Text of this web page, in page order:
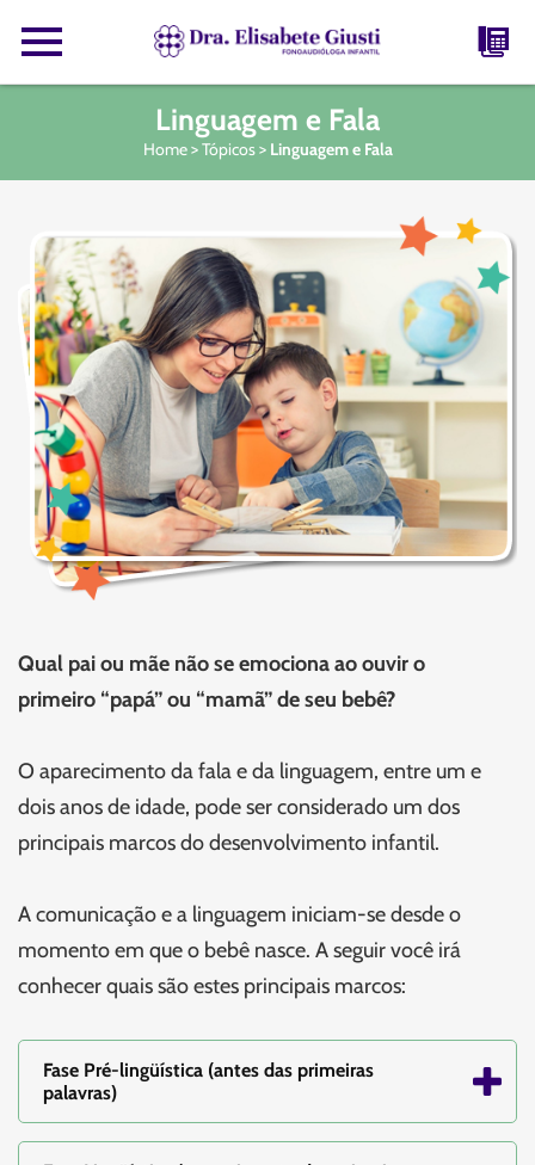
Linguagem e Fala
Home>Tópicos> Linguagem e Fala
Qual pai ou mãe não se emociona ao ouvir o
primeiro “papá” ou “mamã” de seu bebê?
O aparecimento da fala e da linguagem, entre um e
dois anos de idade, pode ser considerado um dos
principais marcos do desenvolvimento infantil.
A comunicação e a linguagem iniciam-se desde o
momento em que o bebê nasce. A seguir você irá
conhecer quais são estes principais marcos:
Fase Pré-lingüística (antes das primeiras
palavras)